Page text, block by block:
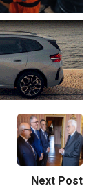
Next Post